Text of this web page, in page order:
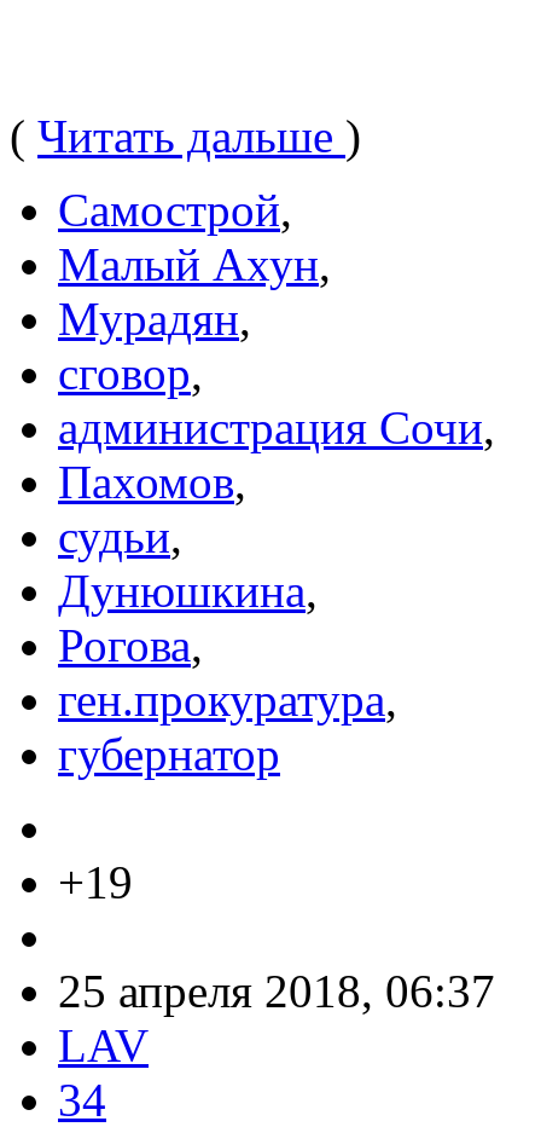
( Читать дальше )
Самострой,
Малый Ахун,
Мурадян,
сговор,
администрация Сочи,
Пахомов,
судьи,
Дунюшкина,
Рогова,
ген.прокуратура,
губернатор
+19
25 апреля 2018, 06:37
LAV
34